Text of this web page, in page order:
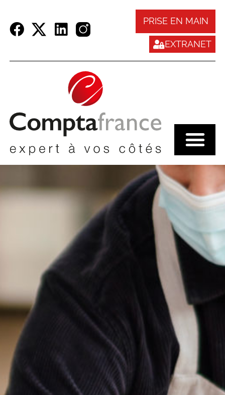
PRISE EN MAIN
EXTRANET